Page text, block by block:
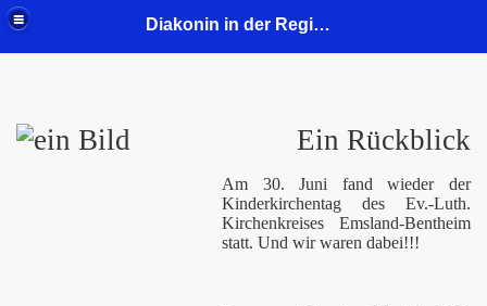
Diakonin in der Region Mitte - Gustav-Adolf-Kirchengemeinde
Ein Rückblick
Am 30. Juni fand wieder der
Kinderkirchentag des Ev.-Luth.
Kirchenkreises Emsland-Bentheim
statt. Und wir waren dabei!!!